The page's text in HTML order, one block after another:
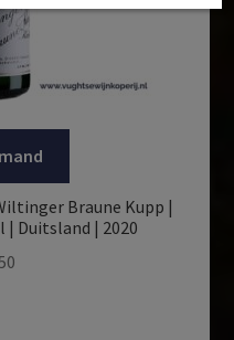
Braune Kupp |
| Duitsland | 2020